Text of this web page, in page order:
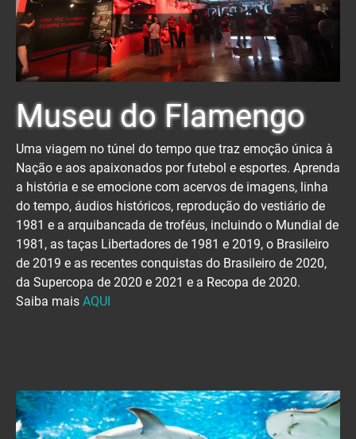
Museu do Flamengo
Uma viagem no túnel do tempo que traz emoção única à
Nação e aos apaixonados por futebol e esportes. Aprenda
a história e se emocione com acervos de imagens, linha
do tempo, áudios históricos, reprodução do vestiário de
1981 e a arquibancada de troféus, incluindo o Mundial de
1981, as taças Libertadores de 1981 e 2019, o Brasileiro
de 2019 e as recentes conquistas do Brasileiro de 2020,
da Supercopa de 2020 e 2021 e a Recopa de 2020.
Saiba mais AQUI